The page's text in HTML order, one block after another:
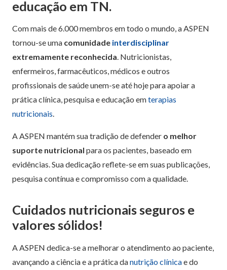
educação em TN.
Com mais de 6.000 membros em todo o mundo, a ASPEN
tornou-se uma comunidade interdisciplinar
extremamente reconhecida. Nutricionistas,
enfermeiros, farmacêuticos, médicos e outros
profissionais de saúde unem-se até hoje para apoiar a
prática clínica, pesquisa e educação emterapias
nutricionais.
A ASPEN mantém sua tradição de defender o melhor
suporte nutricional para os pacientes, baseado em
evidências. Sua dedicação reflete-se em suas publicações,
pesquisa contínua e compromisso com a qualidade.
Cuidados nutricionais seguros e
valores sólidos!
A ASPEN dedica-se a melhorar o atendimento ao paciente,
avançando a ciência e a prática danutrição clínicae do